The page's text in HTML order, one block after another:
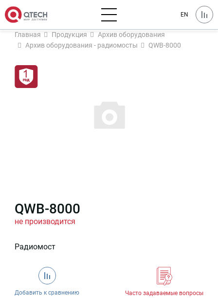
EN
Главная Продукция
Архив оборудования
Архив оборудования - радиомосты
QWB-8000
QWB-8000
не производится
Радиомост
Добавить к сравнению Часто задаваемые вопросы